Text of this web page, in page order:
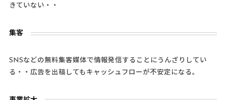
きていない・・
集客
SNSなどの無料集客媒体で情報発信することにうんざりしてい
る・・広告を出稿してもキャッシュフローが不安定になる。